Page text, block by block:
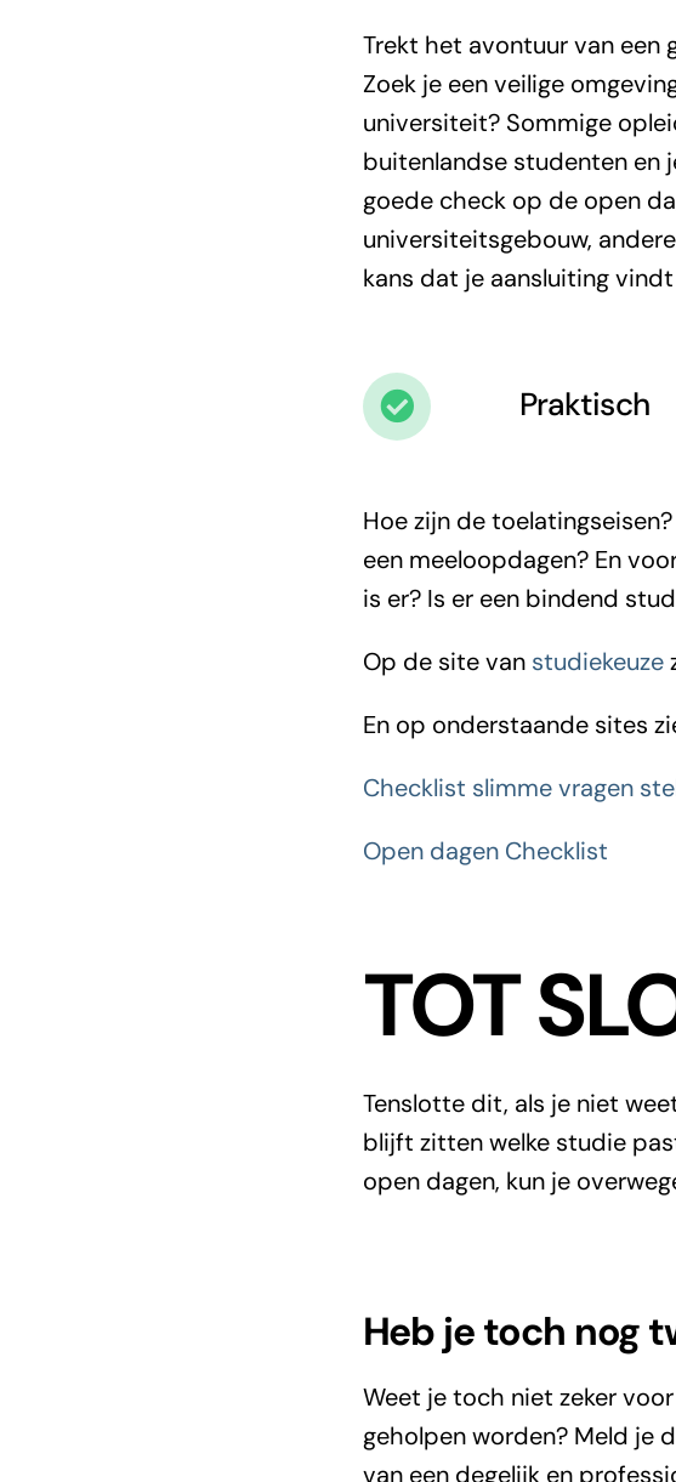
Trekt het avontuur van een
Zoek je een veilige
universiteit? Sommige
buitenlandse studenten en
goede check op de open
universiteitsgebouw,
kans dat je aansluiting
Praktisch
Hoe zijn de
een meeloopdagen? En
is er? Is er een bindend
Op de site van studiekeuze
En op onderstaande sites
Checklist slimme vragen
Open dagen Checklist
TOT
Tenslotte dit, als je niet
blijft zitten welke studie
open dagen, kun je
Heb je toch nog
Weet je toch niet zeker
geholpen worden? Meld je
van een degelijk en